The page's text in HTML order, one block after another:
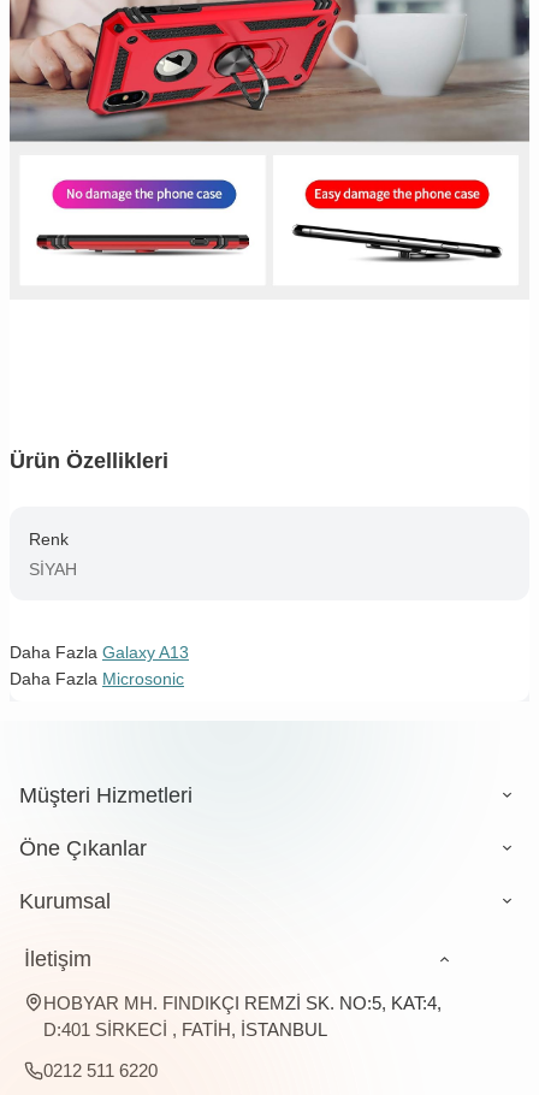
Ürün Özellikleri
Renk
SİYAH
Daha Fazla Galaxy A13
Daha Fazla Microsonic
Müşteri Hizmetleri
Öne Çıkanlar
Kurumsal
İletişim
HOBYAR MH. FINDIKÇI REMZİ SK. NO:5, KAT:4,
D:401 SİRKECİ , FATİH, İSTANBUL
0212 511 6220